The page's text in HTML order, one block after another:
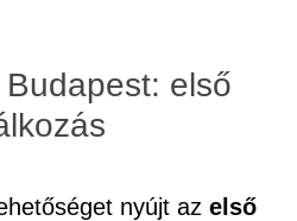
első
nyújt az első